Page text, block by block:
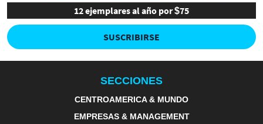
12 ejemplares al año por $75
SUSCRIBIRSE
SECCIONES
CENTROAMERICA & MUNDO
EMPRESAS & MANAGEMENT